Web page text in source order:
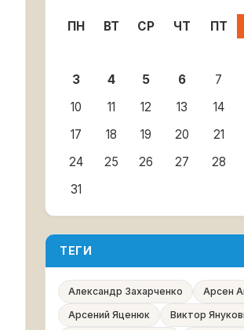
ПН ВТ СР ЧТ ПТ
3
4 5 6 7
10
11 12 13 14
17
18 19 20 21
24
25 26 27 28
31
ТЕГИ
Александр Захарченко
Арсен
Арсений Яценюк
Виктор